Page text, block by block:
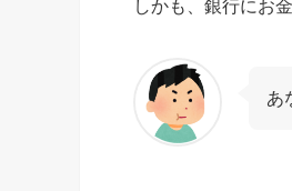
しかも、銀行にお
あ